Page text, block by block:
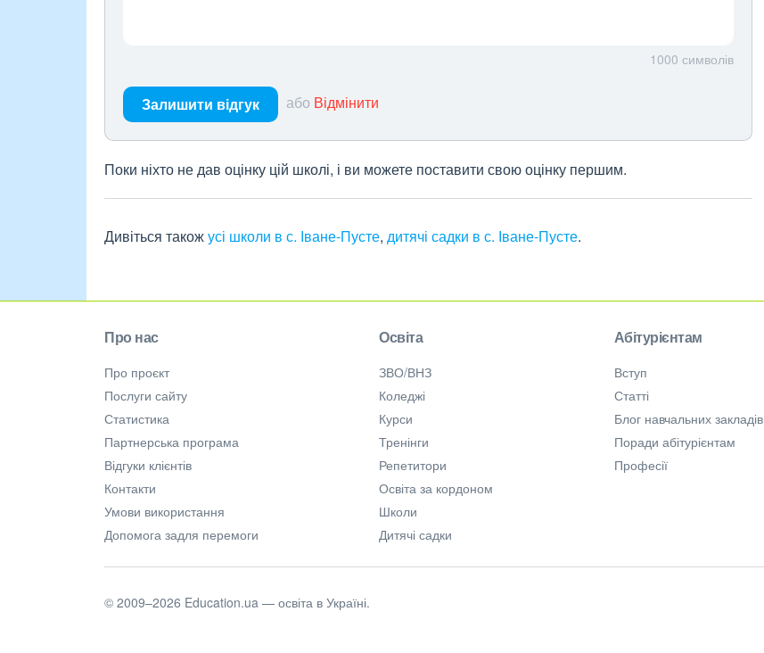
1000 символів
Залишити відгук або Відмінити
Поки ніхто не дав оцінку цій школі, і ви можете поставити свою оцінку першим.
Дивіться такожусі школи в с. Іване-Пусте, дитячі садки в с. Іване-Пусте.
Про нас
Про проєкт
Послуги сайту
Статистика
Партнерська програма
Відгуки клієнтів
Контакти
Умови використання
Допомога задля перемоги
Освіта
ЗВО/ВНЗ
Коледжі
Курси
Тренінги
Репетитори
Освіта за кордоном
Школи
Дитячі садки
Абітурієнтам
Вступ
Статті
Блог навчальних закладів
Поради абітурієнтам
Професії
© 2009–2026 Education.ua — освіта в Україні.